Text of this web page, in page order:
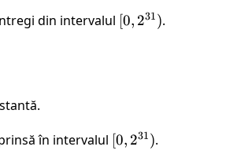
din intervalul [0,
[0, 231).
în intervalul [0,
[0, 231).